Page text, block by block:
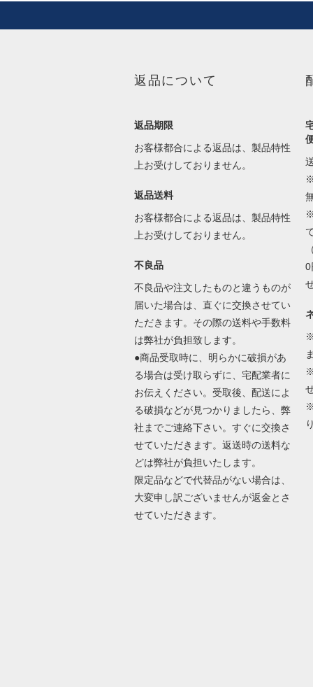
返品について
返品期限
お客様都合による返品は、製品特性
上お受けしておりません。
返品送料
お客様都合による返品は、製品特性
上お受けしておりません。
不良品
不良品や注文したものと違うものが
届いた場合は、直ぐに交換させてい
ただきます。その際の送料や手数料
は弊社が負担致します。
●商品受取時に、明らかに破損があ
る場合は受け取らずに、宅配業者に
お伝えください。受取後、配送によ
る破損などが見つかりましたら、弊
社までご連絡下さい。すぐに交換さ
せていただきます。返送時の送料な
どは弊社が負担いたします。
限定品などで代替品がない場合は、
大変申し訳ございませんが返金とさ
せていただきます。
0